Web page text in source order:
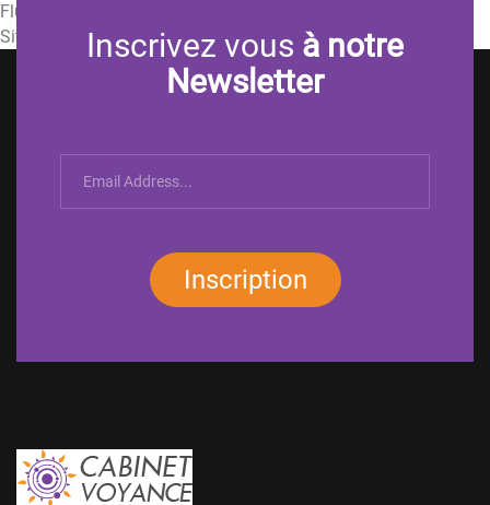
Flux des commentaires
Site de WordPress-FRInscrivez vous à notre
Newsletter
Inscription